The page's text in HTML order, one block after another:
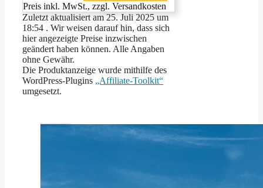
Preis inkl. MwSt., zzgl. Versandkosten
Zuletzt aktualisiert am 25. Juli 2025 um
18:54 . Wir weisen darauf hin, dass sich
hier angezeigte Preise inzwischen
geändert haben können. Alle Angaben
ohne Gewähr.
Die Produktanzeige wurde mithilfe des
WordPress-Plugins „Affiliate-Toolkit“
umgesetzt.